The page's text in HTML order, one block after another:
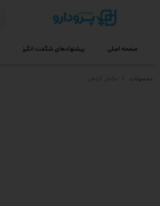
صفحه اصلی پیشنهادهای شگفت انگیز
محصولات مکمل گیاهی